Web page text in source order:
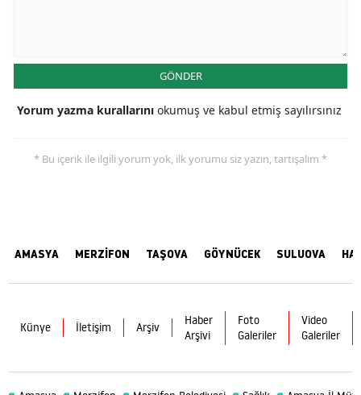
GÖNDER
Yorum yazma kurallarını okumuş ve kabul etmiş sayılırsınız
* Bu içerik ile ilgili yorum yok, ilk yorumu siz yazın, tartışalım *
AMASYA MERZİFON TAŞOVA GÖYNÜCEK SULUOVA
Künye İletişim Arşiv
Haber
Arşivi
Foto
Galeriler
Video
Galeriler